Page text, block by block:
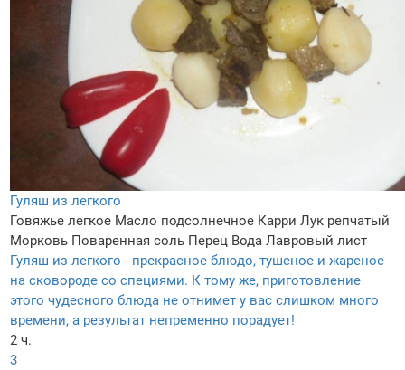
Гуляш из легкого
Говяжье легкое Масло подсолнечное Карри Лук репчатый
Морковь Поваренная соль Перец Вода Лавровый лист
Гуляш из легкого - прекрасное блюдо, тушеное и жареное
на сковороде со специями. К тому же, приготовление
этого чудесного блюда не отнимет у вас слишком много
времени, а результат непременно порадует!
2 ч.
3